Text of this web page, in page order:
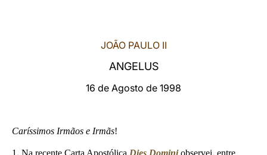
JOÃO PAULO II
ANGELUS
16 de Agosto de 1998
Caríssimos Irmãos e Irmãs!
1. Na recente Carta Apostólica Dies Dominiobservei, entre